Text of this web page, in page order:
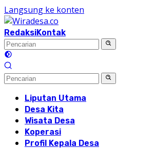
Langsung ke konten
RedaksiKontak
Liputan Utama
Desa Kita
Wisata Desa
Koperasi
Profil Kepala Desa